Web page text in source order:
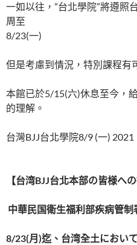
一如以往，”台北學院”將遵照
周至
8/23(一)
但是考慮到情況，特別課程有
本館已於5/15(六)休息至今，
的理解。
台灣BJJ台北學院8/9 (一) 2021
【台湾BJJ台北本部の皆様への
中華民国衛生福利部疾病管制
8/23(月 )迄、台湾全土におい